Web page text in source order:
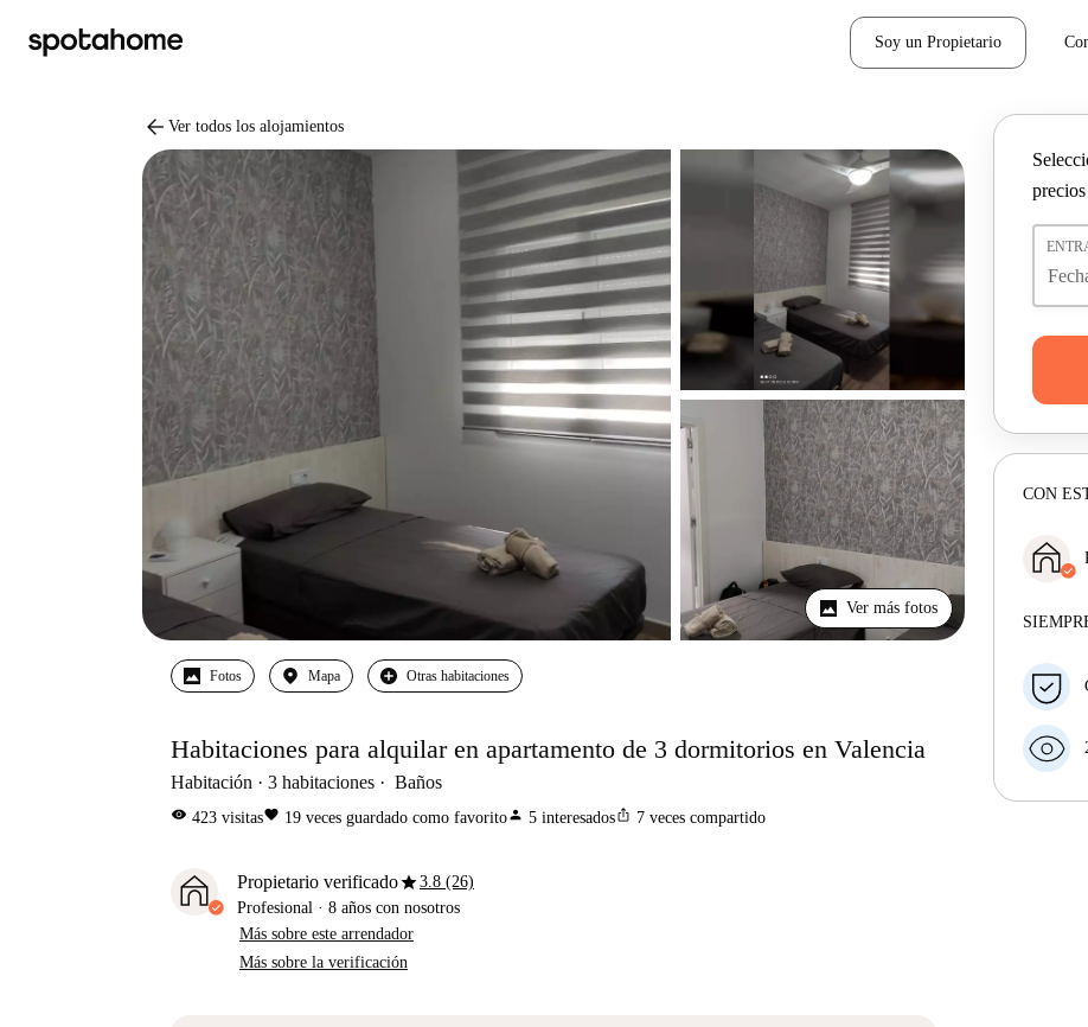
Soy un Propietario
arrow_back Ver todos los alojamientos
Ver más fotos
Fotos Mapa Otras habitaciones
Habitaciones para alquilar en apartamento de 3 dormitorios en Valencia
Habitación 3 habitaciones Baños
visibility 423 visitasfavorite 19 veces guardado como favoritoperson 5 interesadosios_share 7 veces compartido
Propietario verificadostar3.8 (26)
Profesional · 8 años con nosotros
Más sobre este arrendador
Más sobre la verificación
precios
CON
el